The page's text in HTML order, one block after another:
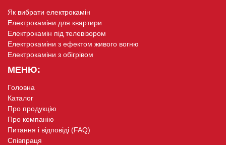
Як вибрати електрокамін
Електрокаміни для квартири
Електрокамін під телевізором
Електрокаміни з ефектом живого вогню
Електрокаміни з обігрівом
МЕНЮ:
Головна
Каталог
Про продукцію
Про компанію
Питання і відповіді (FAQ)
Співпраця